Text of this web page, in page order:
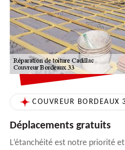
COUVREUR BORDEAUX
Déplacements gratuits
L’étanchéité est notre priorité